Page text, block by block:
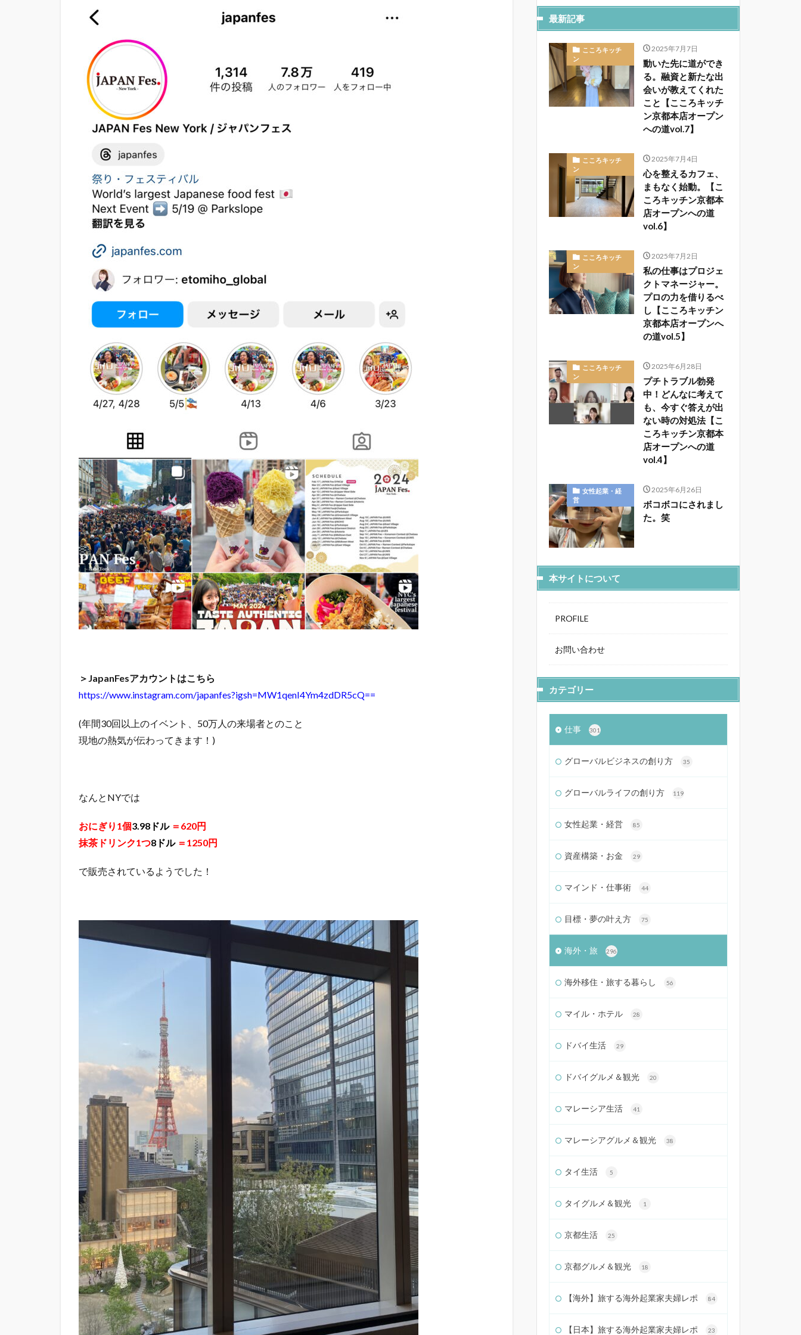
＞JapanFesアカウントはこちら
https://www.instagram.com/japanfes?igsh=MW1qenI4Ym4zdDR5cQ==
(年間30回以上のイベント、50万人の来場者とのこと
現地の熱気が伝わってきます！)
なんとNYでは
おにぎり1個3.98ドル＝620円
抹茶ドリンク1つ8ドル＝1250円
で販売されているようでした！
最新記事
こころキッチ
ン
2025年7月7日
動いた先に道ができ
る。融資と新たな出
会いが教えてくれた
こと【こころキッチ
ン京都本店オープン
への道vol.7】
こころキッチ
ン
2025年7月4日
心を整えるカフェ、
まもなく始動。【こ
ころキッチン京都本
店オープンへの道
vol.6】
こころキッチ
ン
2025年7月2日
私の仕事はプロジェ
クトマネージャー。
プロの力を借りるべ
し【こころキッチン
京都本店オープンへ
の道vol.5】
こころキッチ
ン
2025年6月28日
プチトラブル勃発
中！どんなに考えて
も、今すぐ答えが出
ない時の対処法【こ
ころキッチン京都本
店オープンへの道
vol.4】
女性起業・経
営
2025年6月26日
ボコボコにされまし
た。笑
本サイトについて
PROFILE
お問い合わせ
カテゴリー
仕事 301
グローバルビジネスの創り方 35
グローバルライフの創り方 119
女性起業・経営 85
資産構築・お金 29
マインド・仕事術 44
目標・夢の叶え方 75
海外・旅 296
海外移住・旅する暮らし 56
マイル・ホテル 28
ドバイ生活 29
ドバイグルメ＆観光 20
マレーシア生活 41
マレーシアグルメ＆観光 38
タイ生活 5
タイグルメ＆観光 1
京都生活 25
京都グルメ＆観光 18
【海外】旅する海外起業家夫婦レポ 84
【日本】旅する海外起業家夫婦レポ 23